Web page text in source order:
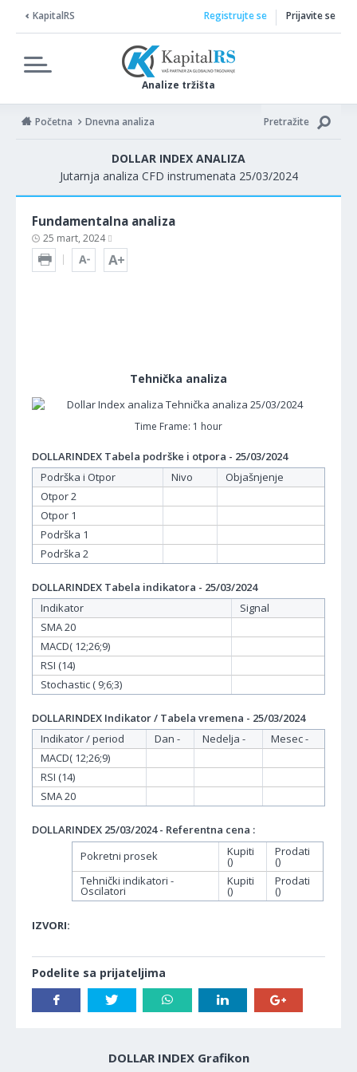
KapitalRS
Analize tržišta
Registrujte se Prijavite se
Početna Dnevna analiza Pretražite
DOLLAR INDEX ANALIZA
Jutarnja analiza CFD instrumenata 25/03/2024
Fundamentalna analiza
25 mart, 2024
Tehnička analiza
Time Frame: 1 hour
DOLLARINDEX Tabela podrške i otpora - 25/03/2024
Podrška i Otpor
Nivo
Objašnjenje
Otpor 2
Otpor 1
Podrška 1
Podrška 2
DOLLARINDEX Tabela indikatora - 25/03/2024
Indikator
Signal
SMA 20
MACD( 12;26;9)
RSI (14)
Stochastic ( 9;6;3)
DOLLARINDEX Indikator / Tabela vremena - 25/03/2024
Indikator / period
Dan - Nedelja -
Mesec -
MACD( 12;26;9)
RSI (14)
SMA 20
DOLLARINDEX 25/03/2024 - Referentna cena :
Pokretni prosek
Kupiti
()
Prodati
()
Tehnički indikatori -
Oscilatori
Kupiti
()
Prodati
()
IZVORI:
Podelite sa prijateljima
DOLLAR INDEX Grafikon